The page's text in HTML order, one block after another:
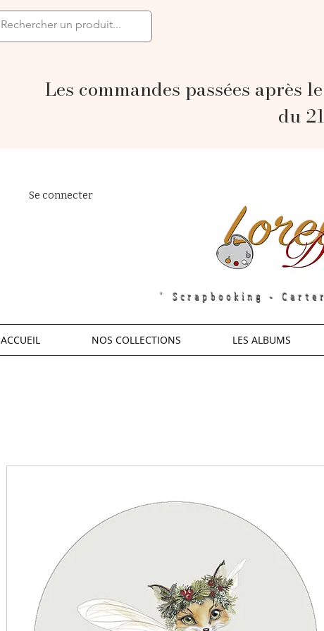
Les commandes passées après
du
Se connecter
" Scrapbooking -
ACCUEIL NOS COLLECTIONS LES ALBUMS